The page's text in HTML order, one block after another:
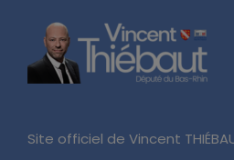
Site officiel de Vincent